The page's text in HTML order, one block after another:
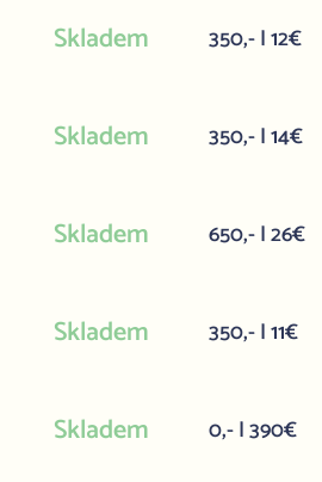
Skladem 350,- | 12€
Skladem 350,- | 14€
Skladem 650,- | 26€
Skladem 350,- | 11€
Skladem 0,- | 390€